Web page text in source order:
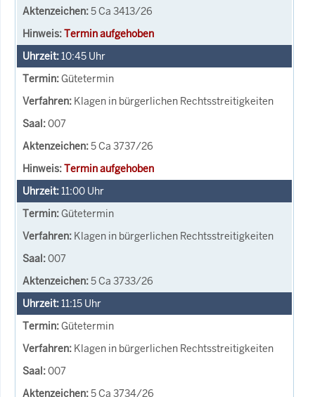
5 Ca 3413/26
Termin aufgehoben
10:45 Uhr
Gütetermin
Klagen in bürgerlichen Rechtsstreitigkeiten
007
5 Ca 3737/26
Termin aufgehoben
11:00 Uhr
Gütetermin
Klagen in bürgerlichen Rechtsstreitigkeiten
007
5 Ca 3733/26
11:15 Uhr
Gütetermin
Klagen in bürgerlichen Rechtsstreitigkeiten
007
5 Ca 3734/26